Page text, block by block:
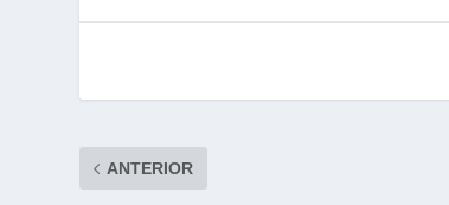
ANTERIOR